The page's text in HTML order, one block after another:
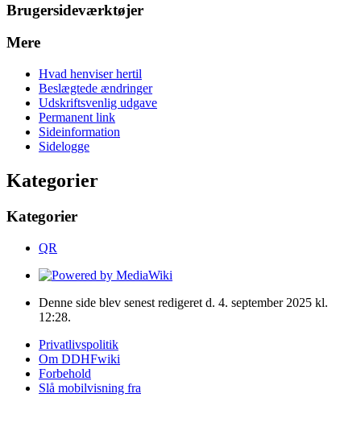
Brugersideværktøjer
Mere
Hvad henviser hertil
Beslægtede ændringer
Udskriftsvenlig udgave
Permanent link
Sideinformation
Sidelogge
Kategorier
Kategorier
QR
Denne side blev senest redigeret d. 4. september 2025 kl.
12:28.
Privatlivspolitik
Om DDHFwiki
Forbehold
Slå mobilvisning fra